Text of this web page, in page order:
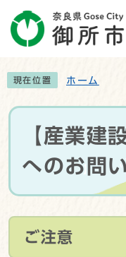
現在位置 ホーム
【産業建
へのお問
ご注意